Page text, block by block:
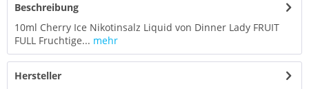
Beschreibung
10ml Cherry Ice Nikotinsalz Liquid von Dinner Lady FRUIT
FULL Fruchtige... mehr
Hersteller